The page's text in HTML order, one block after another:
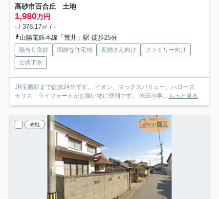
高砂市百合丘 土地
1,980万円
- / 378.17㎡ / -
山陽電鉄本線「荒井」駅 徒歩25分
陽当り良好 閑静な住宅地 新婚さん向け
ファミリー向け
公共下水
JR宝殿駅まで徒歩24分です。 イオン、マックスバリュー、ハローズ、
モリス、ライフォートがお買い物に便利です。 米田小学...
もっと見る
売地